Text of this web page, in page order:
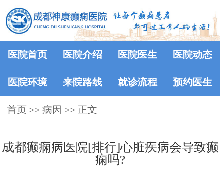
医院首页 医院介绍 医院医生 医院动态
医院环境 来院路线 就诊流程 预约医生
首页 >> 病因 >> 正文
成都癫痫病医院[排行]心脏疾病会导致癫
痫吗?